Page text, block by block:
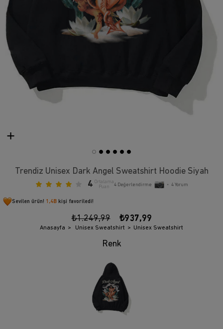
Trendiz Unisex Dark Angel Sweatshirt Hoodie Siyah
4 Ortalama
Puan
4Değerlendirme • 4Yorum
Sevilen ürün! 1,4B kişi favoriledi!
₺1.249,99 ₺937,99
Anasayfa Unisex Sweatshirt Unisex Sweatshirt